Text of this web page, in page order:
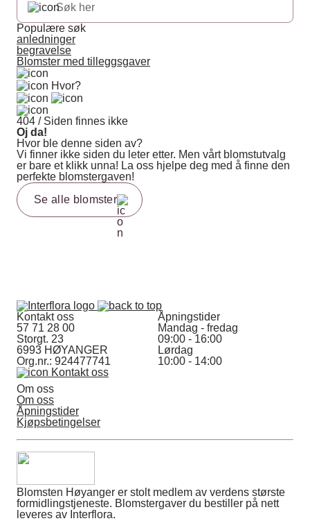
Populære søk
anledninger
begravelse
Blomster med tilleggsgaver
Hvor?
404 / Siden finnes ikke
Oj da!
Hvor ble denne siden av?
Vi finner ikke siden du leter etter. Men vårt blomstutvalg
er bare et klikk unna! La oss hjelpe deg med å finne den
perfekte blomstergaven!
Se alle blomster
Kontakt oss
57 71 28 00
Storgt. 23
6993 HØYANGER
Org.nr.: 924477741
Kontakt oss
Åpningstider
Mandag - fredag
09:00 - 16:00
Lørdag
10:00 - 14:00
Om oss
Om oss
Åpningstider
Kjøpsbetingelser
Blomsten Høyanger er stolt medlem av verdens største
formidlingstjeneste. Blomstergaver du bestiller på nett
leveres av Interflora.